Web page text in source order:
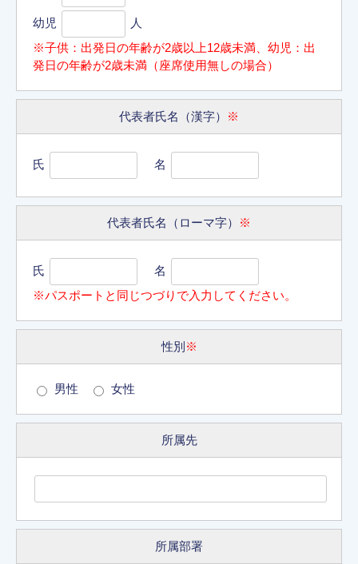
幼児
人
※子供：出発日の年齢が2歳以上12歳未満、幼児：出
発日の年齢が2歳未満（座席使用無しの場合）
代表者氏名（漢字） ※
氏 名
代表者氏名（ローマ字） ※
氏
名
※パスポートと同じつづりで入力してください。
性別 ※
男性 女性
所属先
所属部署